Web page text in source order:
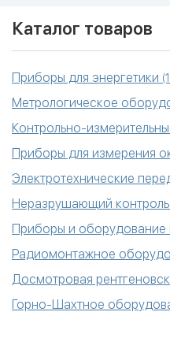
Каталог товаров
Приборы для энергетики
Метрологическое
Контрольно-
Приборы для измерения
Электротехнические
Неразрушающий контроль
Приборы и
Радиомонтажное
Досмотровая
Горно-Шахтное